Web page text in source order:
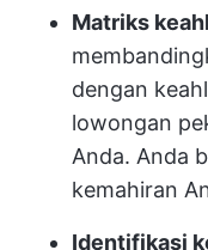
Matriks
dengan
lowongan
Anda. Anda
kemahiran
Identifikasi